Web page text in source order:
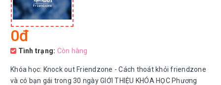
0đ
Tình trạng: Còn hàng
Khóa học: Knock out Friendzone - Cách thoát khỏi friendzone
và có bạn gái trong 30 ngày GIỚI THIỆU KHÓA HỌC Phương